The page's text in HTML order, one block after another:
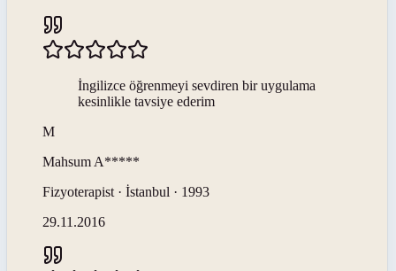
İngilizce öğrenmeyi sevdiren bir uygulama
kesinlikle tavsiye ederim
M
Mahsum A*****
Fizyoterapist · İstanbul · 1993
29.11.2016